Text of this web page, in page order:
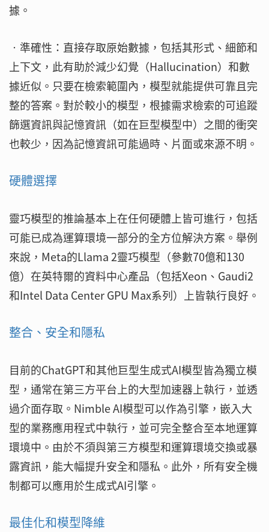
據。
‧準確性：直接存取原始數據，包括其形式、細節和
上下文，此有助於減少幻覺（Hallucination）和數
據近似。只要在檢索範圍內，模型就能提供可靠且完
整的答案。對於較小的模型，根據需求檢索的可追蹤
篩選資訊與記憶資訊（如在巨型模型中）之間的衝突
也較少，因為記憶資訊可能過時、片面或來源不明。
硬體選擇
靈巧模型的推論基本上在任何硬體上皆可進行，包括
可能已成為運算環境一部分的全方位解決方案。舉例
來說，Meta的Llama 2靈巧模型（參數70億和130
億）在英特爾的資料中心產品（包括Xeon、Gaudi2
和Intel Data Center GPU Max系列）上皆執行良好。
整合、安全和隱私
目前的ChatGPT和其他巨型生成式AI模型皆為獨立模
型，通常在第三方平台上的大型加速器上執行，並透
過介面存取。Nimble AI模型可以作為引擎，嵌入大
型的業務應用程式中執行，並可完全整合至本地運算
環境中。由於不須與第三方模型和運算環境交換或暴
露資訊，能大幅提升安全和隱私。此外，所有安全機
制都可以應用於生成式AI引擎。
最佳化和模型降維